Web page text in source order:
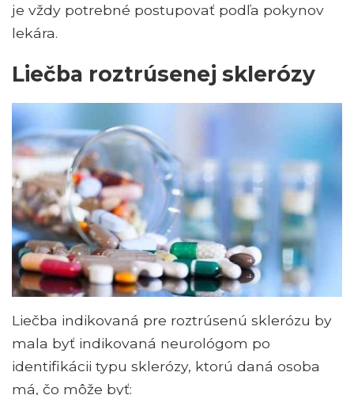
je vždy potrebné postupovať podľa pokynov
lekára.
Liečba roztrúsenej sklerózy
Liečba indikovaná pre roztrúsenú sklerózu by
mala byť indikovaná neurológom po
identifikácii typu sklerózy, ktorú daná osoba
má, čo môže byť: